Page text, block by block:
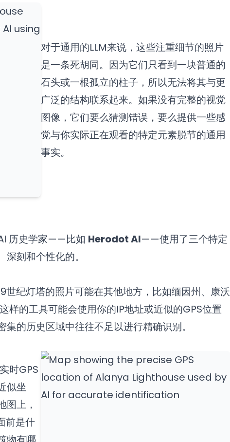
对于通用的LLM来说，这些注重细节的照片
是一条死胡同。因为它们只看到一块普通的
石头或一根孤立的柱子，所以无法将其与更
广泛的结构联系起来。如果没有完整的视觉
图像，它们要么猜测错误，要么提供一些感
觉与你实际正在观看的特定元素脱节的通用
事实。
历史学家——比如 Herodot AI——使用了三个特定
刻和个性化的。
世纪灯塔的照片可能在其他地方，比如缅因州、康沃
的工具可能会使用你的IP地址或近似的GPS位置
的历史区域中往往不足以进行精确识别。
时GPS
似坐
图上，
前是什